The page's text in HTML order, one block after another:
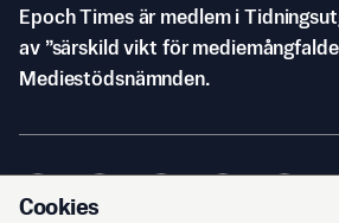
Epoch Times är medlem i
av ”särskild vikt för
Mediestödsnämnden.
Cookies